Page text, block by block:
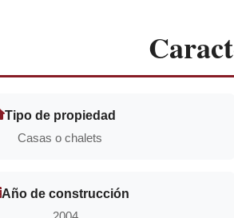
Tipo de propiedad
Casas o chalets
Año de construcción